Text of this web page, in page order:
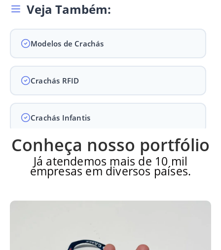
Veja Também:
Modelos de Crachás
Crachás RFID
Crachás Infantis
Crachás para Empresas
Conheça nosso portfólio
Já atendemos mais de 10 mil
empresas em diversos países.